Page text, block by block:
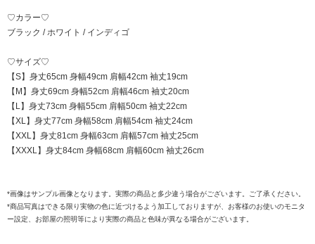
♡カラー♡
ブラック / ホワイト / インディゴ
♡サイズ♡
【S】身丈65cm 身幅49cm 肩幅42cm 袖丈19cm
【M】身丈69cm 身幅52cm 肩幅46cm 袖丈20cm
【L】身丈73cm 身幅55cm 肩幅50cm 袖丈22cm
【XL】身丈77cm 身幅58cm 肩幅54cm 袖丈24cm
【XXL】身丈81cm 身幅63cm 肩幅57cm 袖丈25cm
【XXXL】身丈84cm 身幅68cm 肩幅60cm 袖丈26cm
*画像はサンプル画像となります。実際の商品と多少違う場合がございます。ご了承ください。
*商品写真はできる限り実物の色に近づけるよう加工しておりますが、お客様のお使いのモニタ
ー設定、お部屋の照明等により実際の商品と色味が異なる場合がございます。